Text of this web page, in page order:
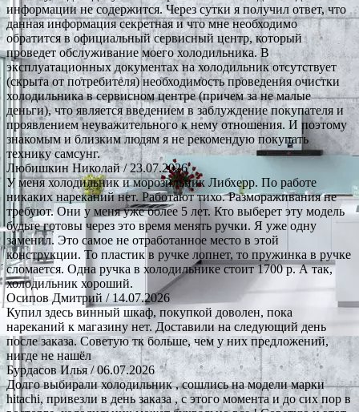
информации не содержится. Через сутки я получил ответ, что
данная информация секретная и что мне необходимо
обратится в официальный сервисный центр, который
проведет обслуживание моего холодильника. В
эксплуатационных документах на холодильник отсутствует
(скрыта от потребителя) необходимость проведения очистки
холодильника в сервисном центре (причем за не малые
деньги), что является введением в заблуждение покупателя и
проявлением неуважительного к нему отношения. И поэтому
знакомым и близким людям я не рекомендую покупать
технику самсунг.
Любишкин Николай/ 23.07.2026
У меня холодильник и морозильник Либхерр. По работе
никаких нареканий нет. Работают тихо. Размораживания не
требуют. Они у меня уже более 5 лет. Кто выберет эту модель
будьте готовы через это время менять ручки. Я уже одну
заменил. Это самое не отработанное место в этой
конструкции. То пластик в ручке лопнет, то пружинка в ручке
сломается. Одна ручка в холодильнике стоит 1700 р. А так,
холодильник хороший.
Осипов Дмитрий / 14.07.2026
Купил здесь винный шкаф, покупкой доволен, пока
нареканий к магазину нет. Доставили на следующий день
после заказа. Советую тк больше, чем у них предложений,
нигде не нашёл
Бурдасов Илья/ 06.07.2026
Долго выбирали холодильник , сошлись на модели марки
hitachi, привезли в день заказа , с этого момента и до сих пор в